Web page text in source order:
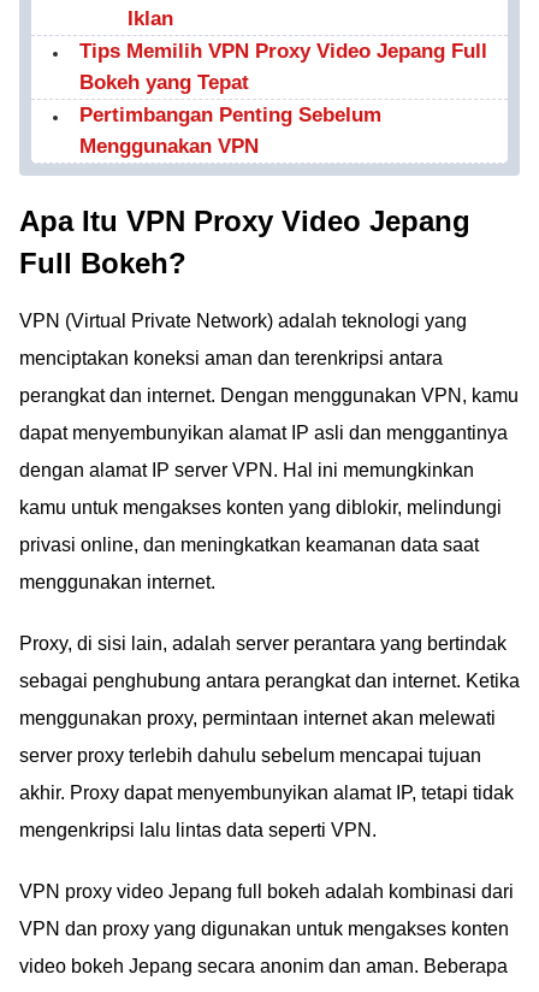
Iklan
Tips Memilih VPN Proxy Video Jepang Full
Bokeh yang Tepat
Pertimbangan Penting Sebelum
Menggunakan VPN
Apa Itu VPN Proxy Video Jepang
Full Bokeh?
VPN (Virtual Private Network) adalah teknologi yang
menciptakan koneksi aman dan terenkripsi antara
perangkat dan internet. Dengan menggunakan VPN, kamu
dapat menyembunyikan alamat IP asli dan menggantinya
dengan alamat IP server VPN. Hal ini memungkinkan
kamu untuk mengakses konten yang diblokir, melindungi
privasi online, dan meningkatkan keamanan data saat
menggunakan internet.
Proxy, di sisi lain, adalah server perantara yang bertindak
sebagai penghubung antara perangkat dan internet. Ketika
menggunakan proxy, permintaan internet akan melewati
server proxy terlebih dahulu sebelum mencapai tujuan
akhir. Proxy dapat menyembunyikan alamat IP, tetapi tidak
mengenkripsi lalu lintas data seperti VPN.
VPN proxy video Jepang full bokeh adalah kombinasi dari
VPN dan proxy yang digunakan untuk mengakses konten
video bokeh Jepang secara anonim dan aman. Beberapa